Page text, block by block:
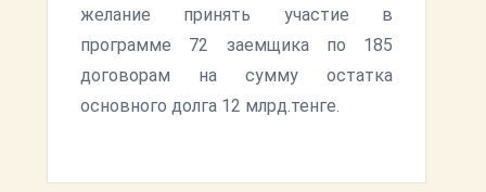
желание принять участие в
программе 72 заемщика по 185
договорам на сумму остатка
основного долга 12 млрд.тенге.